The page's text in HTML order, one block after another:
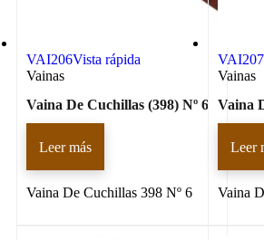
VAI206Vista rápida
Vainas
Vaina De Cuchillas (398) Nº 6
Leer más
Vaina De Cuchillas 398 Nº 6
VAI207
Vainas
Vaina
Leer
Vaina